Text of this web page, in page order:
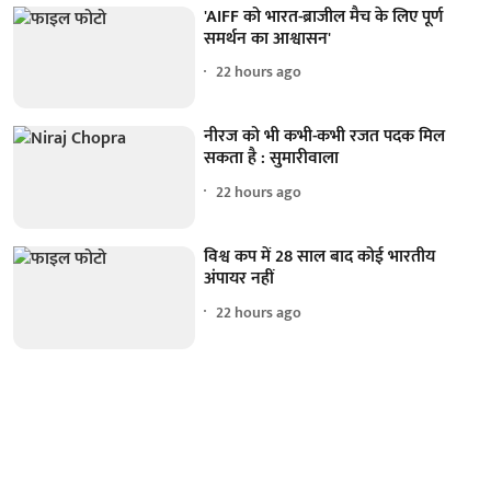
'AIFF को भारत-ब्राजील मैच के लिए पूर्ण
समर्थन का आश्वासन'
22 hours ago
नीरज को भी कभी-कभी रजत पदक मिल
सकता है : सुमारीवाला
22 hours ago
विश्व कप में 28 साल बाद कोई भारतीय
अंपायर नहीं
22 hours ago